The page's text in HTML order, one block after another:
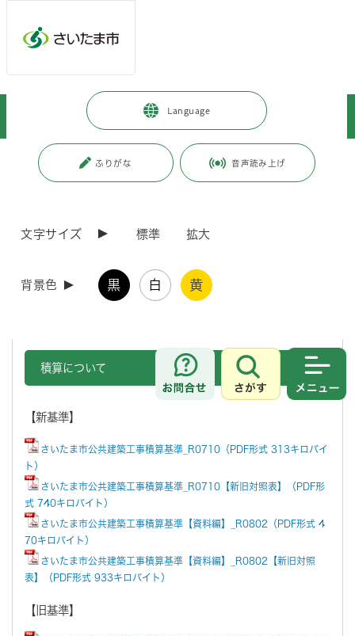
Language
ふりがな 音声読み上げ
文字サイズ 標準 拡大
背景色 黒 白 黄
お問合せ
さがす
事業者向けの情報 > まちづくり・交通・建設
公共建築工事関係
更新日付：2026年4月6日 / ページ番号：C073017
工事積算に関する基準・要領等について掲載しています。
「さいたま市公共建築工事積算基準」を改定しました。(令和7年
10月1日適用)
積算について
【新基準】
さいたま市公共建築工事積算基準_R0710（PDF形式 313キロバイ
ト）
さいたま市公共建築工事積算基準_R0710【新旧対照表】（PDF形
式 740キロバイト）
さいたま市公共建築工事積算基準【資料編】_R0802（PDF形式 4
70キロバイト）
さいたま市公共建築工事積算基準【資料編】_R0802【新旧対照
表】（PDF形式 933キロバイト）
【旧基準】